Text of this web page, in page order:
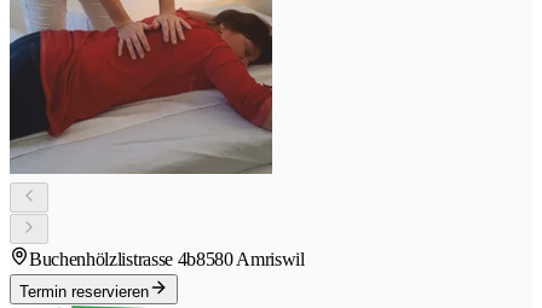
Buchenhölzlistrasse 4b8580 Amriswil
Termin reservieren